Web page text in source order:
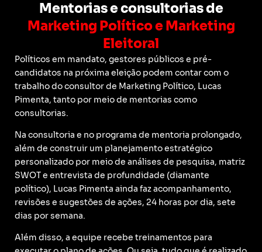
Mentorias e consultorias de
Marketing Político e Marketing
Eleitoral
Políticos em mandato, gestores públicos e pré-
candidatos na próxima eleição podem contar com o
trabalho do consultor de Marketing Político, Lucas
Pimenta, tanto por meio de mentorias como
consultorias.
Na consultoria e no programa de mentoria prolongado,
além de construir um planejamento estratégico
personalizado por meio de análises de pesquisa, matriz
SWOT e entrevista de profundidade (diamante
político), Lucas Pimenta ainda faz acompanhamento,
revisões e sugestões de ações, 24 horas por dia, sete
dias por semana.
Além disso, a equipe recebe treinamentos para